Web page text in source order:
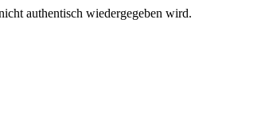
authentisch wiedergegeben wird.